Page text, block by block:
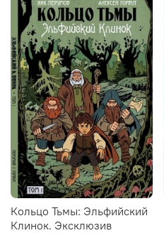
Кольцо Тьмы: Эльфийский
Клинок. Эксклюзив